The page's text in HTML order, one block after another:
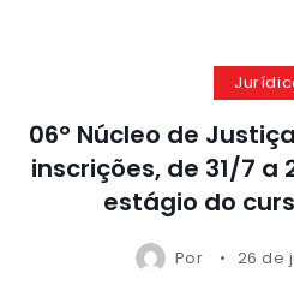
06º Núcleo de
inscrições, de 31/7
estágio do
Por 26 de